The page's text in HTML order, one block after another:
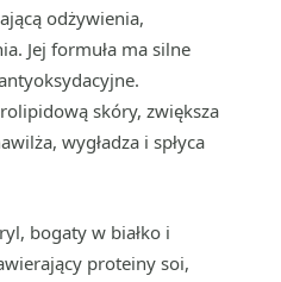
odżywienia,
Jej formuła ma silne
skóry, zwiększa
wygładza i spłyca
bogaty w białko i
proteiny soi,